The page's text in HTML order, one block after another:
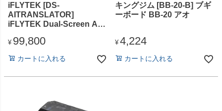
iFLYTEK [DS-
AITRANSLATOR]
iFLYTEK Dual-Screen AI
¥ 99,800
カートに入れる
キングジム [BB-20-B] ブギ
ーボード BB-20 アオ
¥ 4,224
カートに入れる